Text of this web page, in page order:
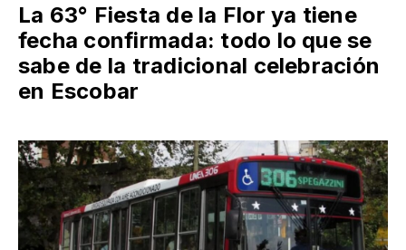
La 63° Fiesta de la Flor ya tiene
fecha confirmada: todo lo que se
sabe de la tradicional celebración
en Escobar